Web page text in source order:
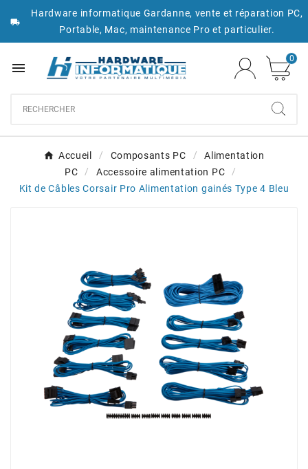

Hardware informatique Gardanne, vente et réparation PC,
Portable, Mac, maintenance Pro et particulier.

0
Accueil Composants PC
Alimentation
PC
Accessoire alimentation PC
Kit de Câbles Corsair Pro Alimentation gainés Type 4 Bleu